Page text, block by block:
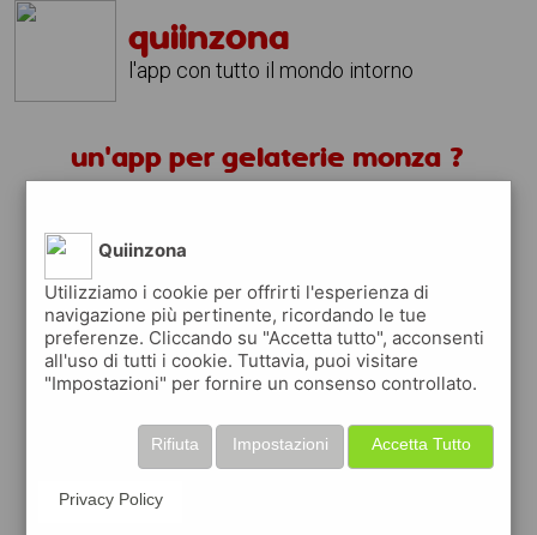
quiinzona
l'app con tutto il mondo intorno
un'app per gelaterie monza ?
quiinzona è una app
gratuita
che ti aiuta se cerchi 'un'app per gelaterie
monza ?' e che ti premia ogni volta che la
usi
raccogli punti da convertire inbuoni sconto
o gift card
per fare la spesa, fare
Quiinzona
Utilizziamo i cookie per offrirti l'esperienza di
navigazione più pertinente, ricordando le tue
preferenze. Cliccando su "Accetta tutto", acconsenti
all'uso di tutti i cookie. Tuttavia, puoi visitare
"Impostazioni" per fornire un consenso controllato.
Accetta Tutto
Impostazioni
Rifiuta
Privacy Policy